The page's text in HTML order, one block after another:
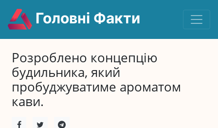
Головні Факти
Розроблено концепцію
будильника, який
пробуджуватиме ароматом
кави.